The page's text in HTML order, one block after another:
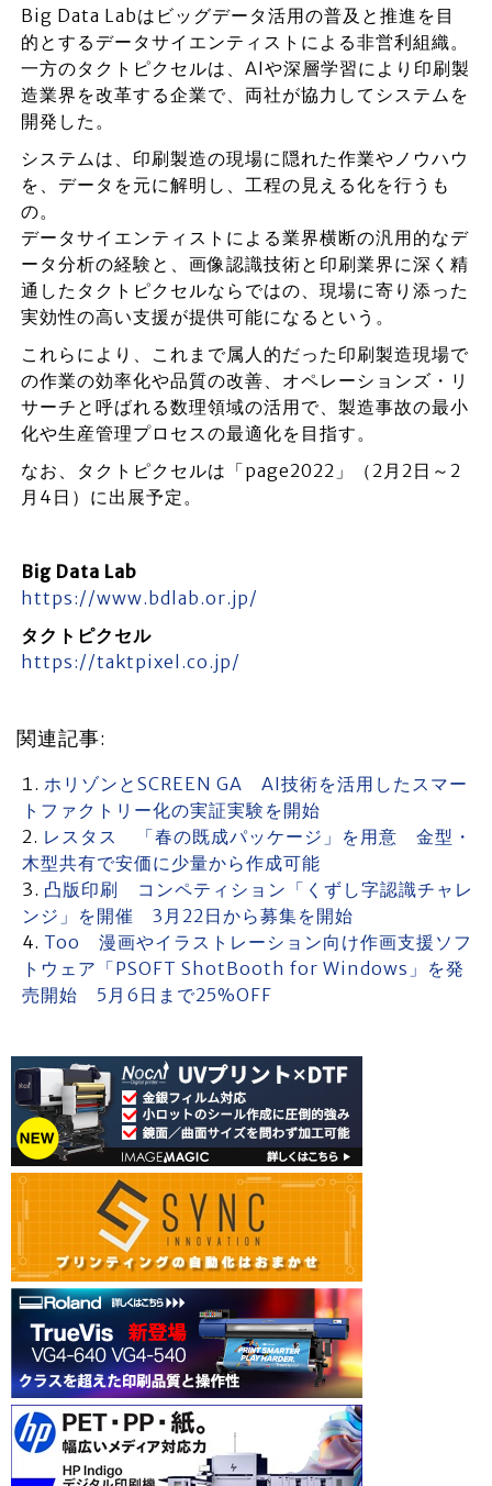
Big Data Labはビッグデータ活用の普及と推進を目
的とするデータサイエンティストによる非営利組織。
一方のタクトピクセルは、AIや深層学習により印刷製
造業界を改革する企業で、両社が協力してシステムを
開発した。
システムは、印刷製造の現場に隠れた作業やノウハウ
を、データを元に解明し、工程の見える化を行うも
の。
データサイエンティストによる業界横断の汎用的なデ
ータ分析の経験と、画像認識技術と印刷業界に深く精
通したタクトピクセルならではの、現場に寄り添った
実効性の高い支援が提供可能になるという。
これらにより、これまで属人的だった印刷製造現場で
の作業の効率化や品質の改善、オペレーションズ・リ
サーチと呼ばれる数理領域の活用で、製造事故の最小
化や生産管理プロセスの最適化を目指す。
なお、タクトピクセルは「page2022」（2月2日～2
月4日）に出展予定。
Big Data Lab
https://www.bdlab.or.jp/
タクトピクセル
https://taktpixel.co.jp/
関連記事:
ホリゾンとSCREEN GA AI技術を活用したスマー
トファクトリー化の実証実験を開始
レスタス 「春の既成パッケージ」を用意 金型・
木型共有で安価に少量から作成可能
凸版印刷 コンペティション「くずし字認識チャレ
ンジ」を開催 3月22日から募集を開始
Too 漫画やイラストレーション向け作画支援ソフ
トウェア「PSOFT ShotBooth for Windows」を発
売開始 5月6日まで25%OFF